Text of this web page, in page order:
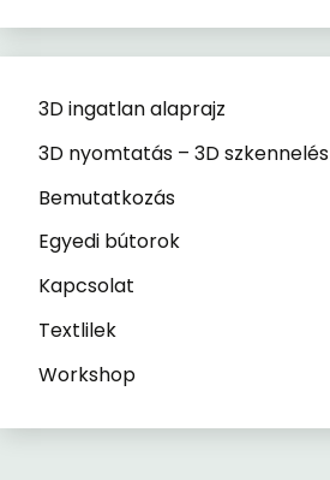
3D ingatlan alaprajz
3D nyomtatás – 3D szkennelés
Bemutatkozás
Egyedi bútorok
Kapcsolat
Textlilek
Workshop